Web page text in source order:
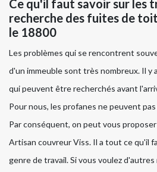
Ce qu'il faut savoir sur les
recherche des fuites de
le 18800
Les problèmes qui se rencontrent
d'un immeuble sont très nombreux. Il y
qui peuvent être recherchés avant
Pour nous, les profanes ne peuvent
Par conséquent, on peut vous
Artisan couvreur Viss. Il a tout ce qu'il
genre de travail. Si vous voulez